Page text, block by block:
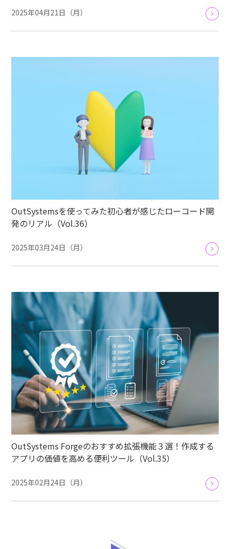
2025年04月21日（月）
OutSystemsを使ってみた初心者が感じたローコード開
発のリアル（Vol.36）
2025年03月24日（月）
OutSystems Forgeのおすすめ拡張機能３選！作成する
アプリの価値を高める便利ツール（Vol.35）
2025年02月24日（月）